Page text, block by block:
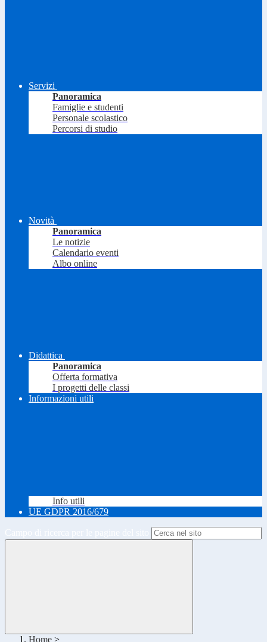
Servizi
Panoramica
Famiglie e studenti
Personale scolastico
Percorsi di studio
Novità
Panoramica
Le notizie
Calendario eventi
Albo online
Didattica
Panoramica
Offerta formativa
I progetti delle classi
Informazioni utili
Info utili
UE GDPR 2016/679
Home >